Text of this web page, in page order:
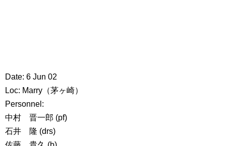
Date: 6 Jun 02
Loc: Marry（茅ヶ崎）
Personnel:
中村 晋一郎 (pf)
石井 隆 (drs)